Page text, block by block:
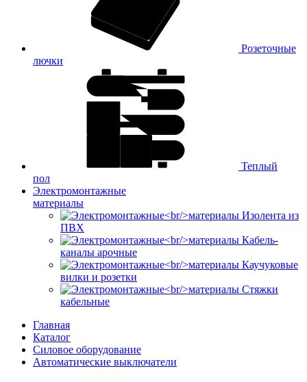
Розеточные
лючки
Теплый
пол
Электромонтажные
материалы
Изолента из
ПВХ
Кабель-
каналы арочные
Каучуковые
вилки и розетки
Стяжки
кабельные
Главная
Каталог
Силовое оборудование
Автоматические выключатели